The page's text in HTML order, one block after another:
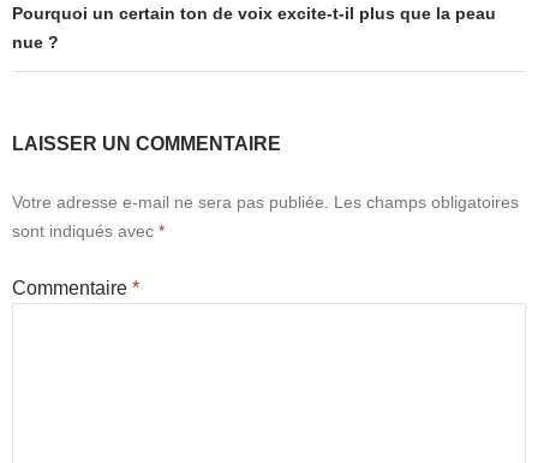
Pourquoi un certain ton de voix excite-t-il plus que la peau
nue ?
LAISSER UN COMMENTAIRE
Votre adresse e-mail ne sera pas publiée.
Les champs obligatoires
sont indiqués avec *
Commentaire *